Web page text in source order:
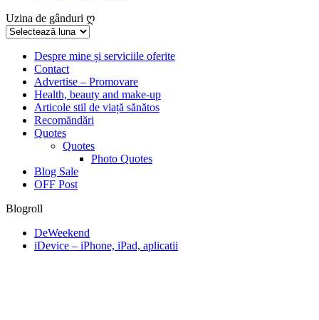
Uzina de gânduri ღ
Uzina
gânduriDespre mine și serviciile oferite
Contact
Advertise – Promovare
Health, beauty and make-up
Articole stil de viață sănătos
Recomăndări
Quotes
Quotes
Photo Quotes
Blog Sale
OFF Post
Blogroll
DeWeekend
iDevice – iPhone, iPad, aplicatii